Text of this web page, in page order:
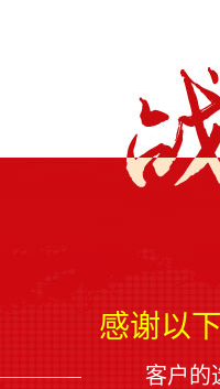
感谢以
客户的